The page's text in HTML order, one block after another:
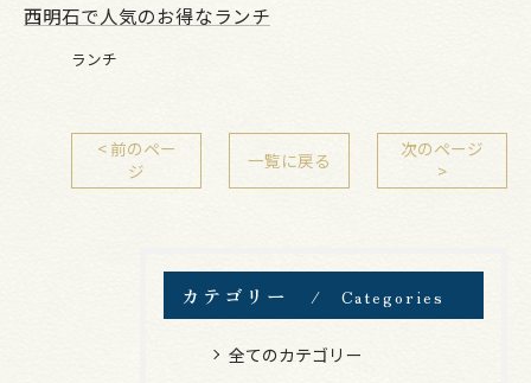
西明石で人気のお得なランチ
ランチ
< 前のペー
ジ
一覧に戻る
次のページ
>
カテゴリー Categories
全てのカテゴリー